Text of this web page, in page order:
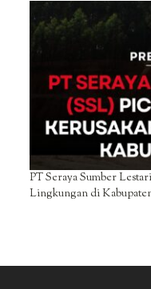
PT Seraya Sumber
Lingkungan di